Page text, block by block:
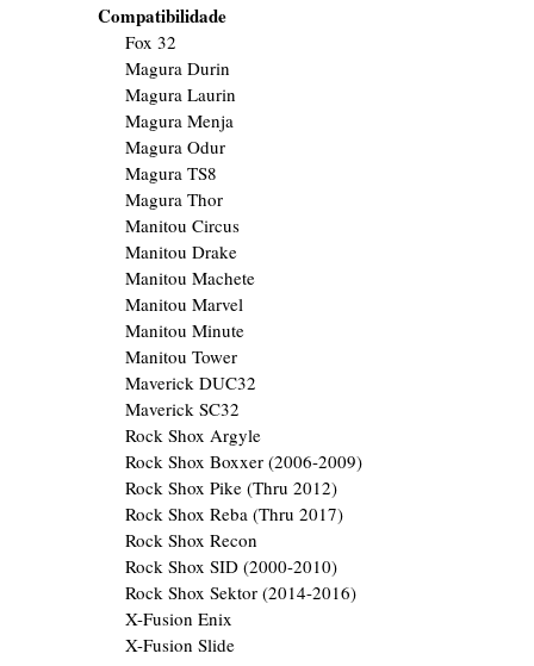
Compatibilidade
Fox 32
Magura Durin
Magura Laurin
Magura Menja
Magura Odur
Magura TS8
Magura Thor
Manitou Circus
Manitou Drake
Manitou Machete
Manitou Marvel
Manitou Minute
Manitou Tower
Maverick DUC32
Maverick SC32
Rock Shox Argyle
Rock Shox Boxxer (2006-2009)
Rock Shox Pike (Thru 2012)
Rock Shox Reba (Thru 2017)
Rock Shox Recon
Rock Shox SID (2000-2010)
Rock Shox Sektor (2014-2016)
X-Fusion Enix
X-Fusion Slide